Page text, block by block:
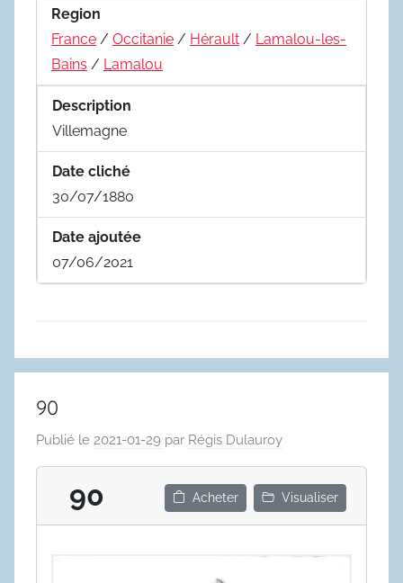
Region
France / Occitanie / Hérault / Lamalou-les-
Bains / Lamalou
Description
Villemagne
Date cliché
30/07/1880
Date ajoutée
07/06/2021
90
Publié le 2021-01-29 par Régis Dulauroy
90 Acheter Visualiser